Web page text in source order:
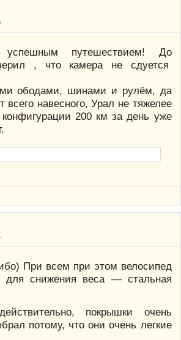
путешествием! До
, что камера не сдуется
ободами, шинами и рулём, да
всего навесного, Урал не тяжелее
200 км за день уже
При всем при этом велосипед
для снижения веса — стальная
покрышки очень
потому, что они очень легкие